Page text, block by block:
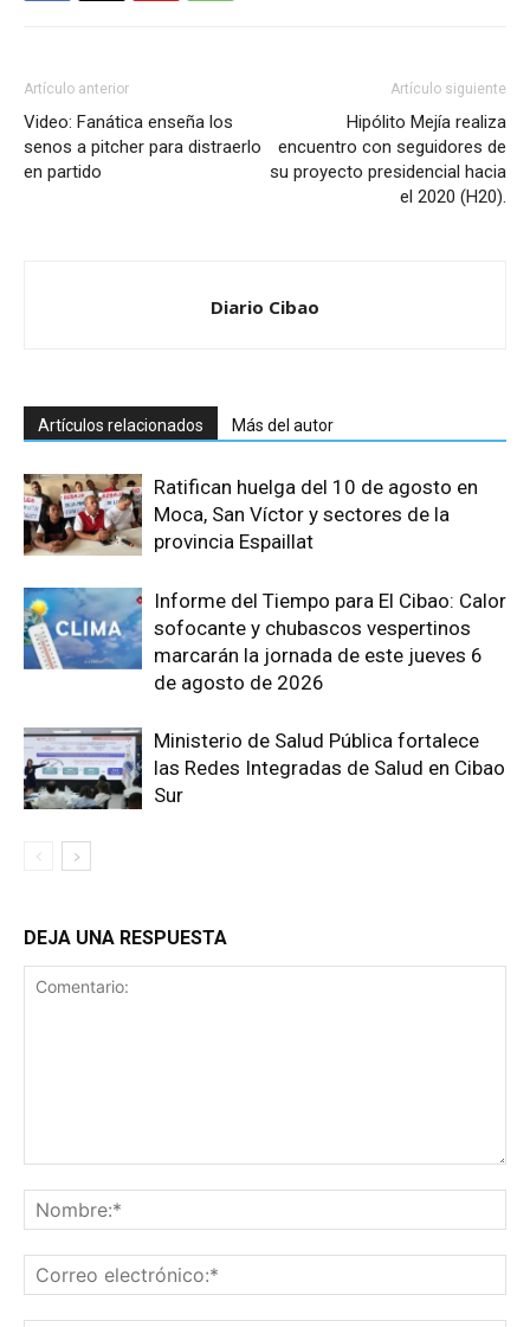
Artículo anterior
Video: Fanática enseña los
senos a pitcher para distraerlo
en partido
Artículo siguiente
Hipólito Mejía realiza
encuentro con seguidores de
su proyecto presidencial hacia
el 2020 (H20).
Diario Cibao
Artículos relacionados Más del autor
Ratifican huelga del 10 de agosto en
Moca, San Víctor y sectores de la
provincia Espaillat
Informe del Tiempo para El Cibao: Calor
sofocante y chubascos vespertinos
marcarán la jornada de este jueves 6
de agosto de 2026
Ministerio de Salud Pública fortalece
las Redes Integradas de Salud en Cibao
Sur
DEJA UNA RESPUESTA